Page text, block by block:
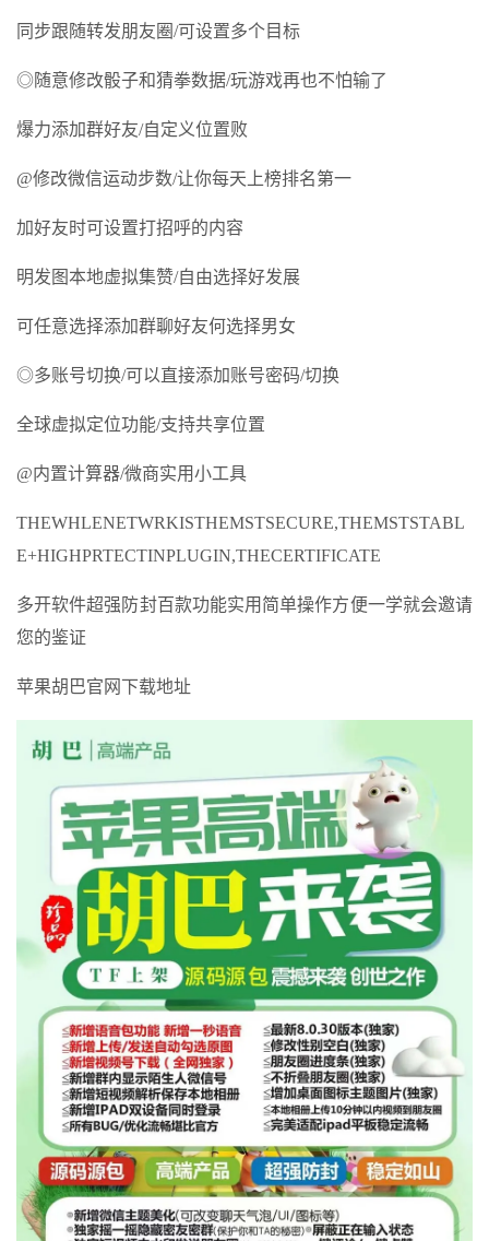
同步跟随转发朋友圈/可设置多个目标
◎随意修改骰子和猜拳数据/玩游戏再也不怕输了
爆力添加群好友/自定义位置败
@修改微信运动步数/让你每天上榜排名第一
加好友时可设置打招呼的内容
明发图本地虚拟集赞/自由选择好发展
可任意选择添加群聊好友何选择男女
◎多账号切换/可以直接添加账号密码/切换
全球虚拟定位功能/支持共享位置
@内置计算器/微商实用小工具
THEWHLENETWRKISTHEMSTSECURE,THEMSTSTABL
E+HIGHPRTECTINPLUGIN,THECERTIFICATE
多开软件超强防封百款功能实用简单操作方便一学就会邀请
您的鉴证
苹果胡巴官网下载地址